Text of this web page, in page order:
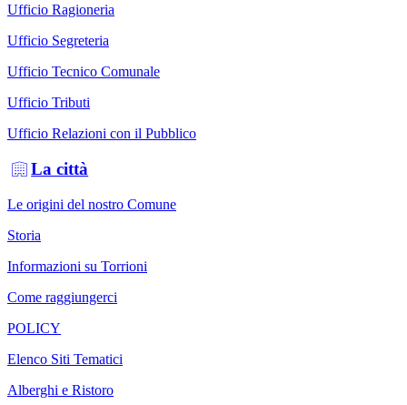
Ufficio Ragioneria
Ufficio Segreteria
Ufficio Tecnico Comunale
Ufficio Tributi
Ufficio Relazioni con il Pubblico
La città
Le origini del nostro Comune
Storia
Informazioni su Torrioni
Come raggiungerci
POLICY
Elenco Siti Tematici
Alberghi e Ristoro